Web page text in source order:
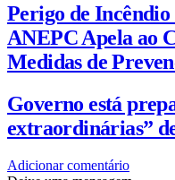
Perigo de
ANEPC Apela ao
Medidas de
Governo está
extraordinárias”
Adicionar comentário